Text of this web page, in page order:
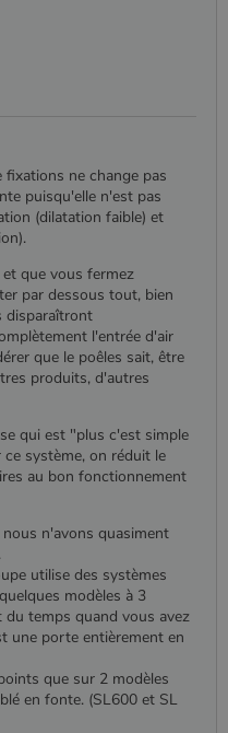
ne change pas
puisqu'elle n'est pas
(dilatation faible) et
que vous fermez
par dessous tout, bien
disparaîtront
l'entrée d'air
que le poêles sait, être
produits, d'autres
qui est "plus c'est simple
système, on réduit le
au bon fonctionnement
n'avons quasiment
utilise des systèmes
modèles à 3
temps quand vous avez
une porte entièrement en
que sur 2 modèles
en fonte. (SL600 et SL